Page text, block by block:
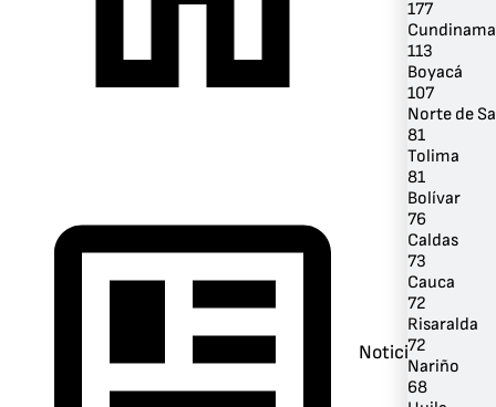
Noticias
177
113
Boyacá
107
Norte de
81
Tolima
81
Bolívar
76
Caldas
73
Cauca
72
Risaralda
72
Nariño
68